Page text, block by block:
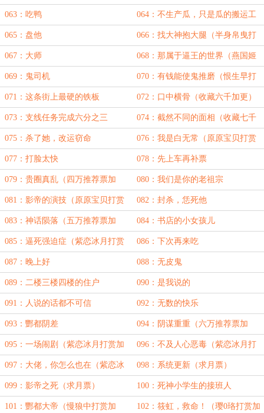
打赏加更）
063：吃鸭 064：不生产瓜，只是瓜的搬运工
（莫浅言殇打赏加更）
065：盘他 066：找大神抱大腿（半身帛曳打
赏加更）
067：大师 068：那属于逼王的世界（燕国姬
如千泷打赏加更）
069：鬼司机 070：有钱能使鬼推磨（恨生早打
赏加更）
071：这条街上最硬的铁板 072：口中横骨（收藏六千加更）
073：支线任务完成六分之三 074：截然不同的面相（收藏七千
加更）
075：杀了她，改运窃命 076：我是白无常（原原宝贝打赏
加更）
077：打脸太快 078：先上车再补票
079：贵圈真乱（四万推荐票加
更）
080：我们是你的老祖宗
081：影帝的演技（原原宝贝打赏
加更）
082：封杀，恁死他
083：神话陨落（五万推荐票加
更）
084：书店的小女孩儿
085：逼死强迫症（紫恋冰月打赏
加更）
086：下次再来吃
087：晚上好 088：无皮鬼
089：二楼三楼四楼的住户 090：是我说的
091：人说的话都不可信 092：无数的快乐
093：酆都阴差 094：阴谋重重（六万推荐票加
更）
095：一场闹剧（紫恋冰月打赏加
更）
096：不及人心恶毒（紫恋冰月打
赏加更）
097：大佬，你怎么也在（紫恋冰
月打赏加更）
098：系统更新（求月票）
099：影帝之死（求月票） 100：死神小学生的接班人
101：酆都大帝（慢狼中打赏加 102：筱虹，救命！（璎0珞打赏加